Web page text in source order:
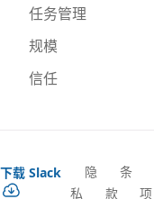
任务管理
规模
信任
下载 Slack
隐
私
条
款
项